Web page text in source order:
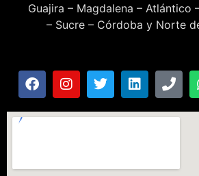
Guajira – Magdalena – Atlántico
– Sucre – Córdoba y Norte